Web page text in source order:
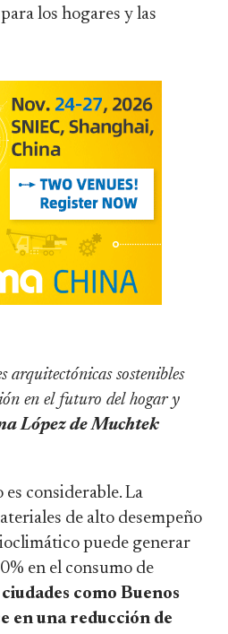
los hogares y las
arquitectónicas sostenibles
en el futuro del hogar y
López de Muchtek
considerable. La
de alto desempeño
puede generar
en el consumo de
como Buenos
en una reducción de